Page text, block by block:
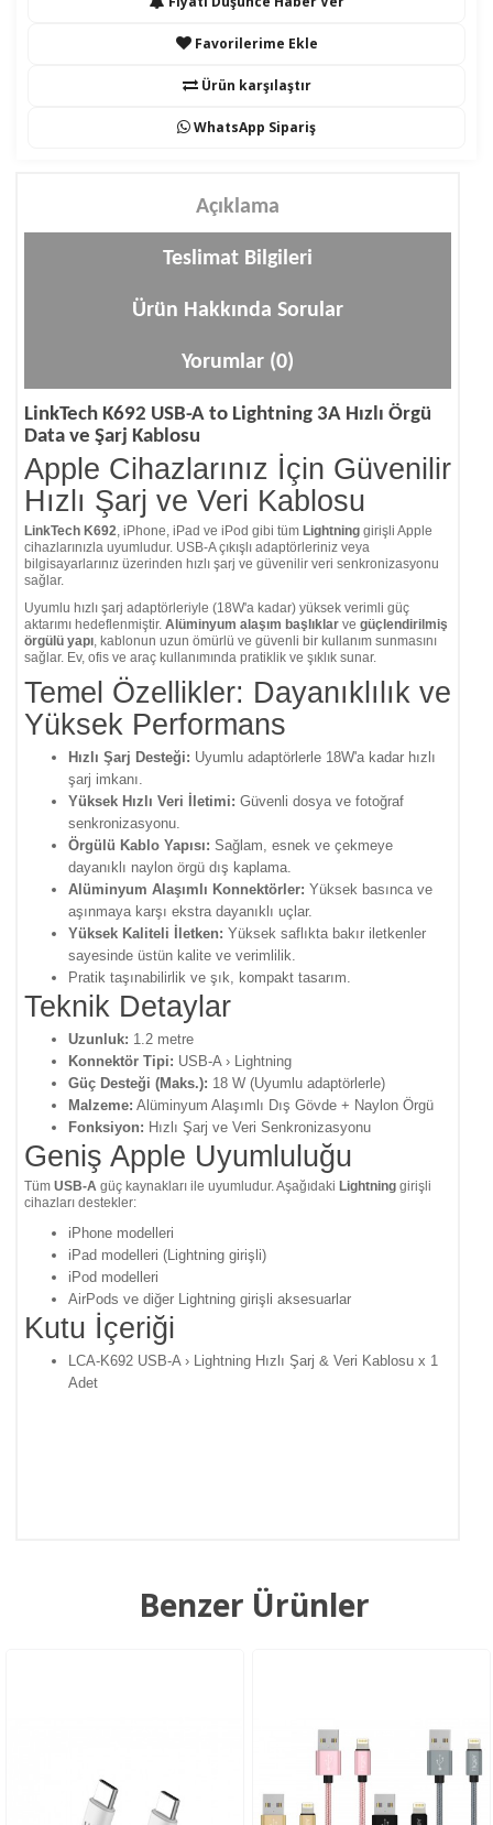
Favorilerime Ekle
Ürün karşılaştır
WhatsApp Sipariş
Açıklama
Teslimat Bilgileri
Ürün Hakkında Sorular
Yorumlar (0)
LinkTech K692 USB-A to Lightning 3A Hızlı Örgü
Data ve Şarj Kablosu
Apple Cihazlarınız İçin Güvenilir
Hızlı Şarj ve Veri Kablosu
LinkTech K692 , iPhone, iPad ve iPod gibi tüm Lightning girişli Apple
cihazlarınızla uyumludur. USB-A çıkışlı adaptörleriniz veya
bilgisayarlarınız üzerinden hızlı şarj ve güvenilir veri senkronizasyonu
sağlar.
Uyumlu hızlı şarj adaptörleriyle (18W'a kadar) yüksek verimli güç
aktarımı hedeflenmiştir. Alüminyum alaşım başlıklar ve güçlendirilmiş
örgülü yapı , kablonun uzun ömürlü ve güvenli bir kullanım sunmasını
sağlar. Ev, ofis ve araç kullanımında pratiklik ve şıklık sunar.
Temel Özellikler: Dayanıklılık ve
Yüksek Performans
Hızlı Şarj Desteği: Uyumlu adaptörlerle 18W'a kadar hızlı
şarj imkanı.
Yüksek Hızlı Veri İletimi: Güvenli dosya ve fotoğraf
senkronizasyonu.
Örgülü Kablo Yapısı: Sağlam, esnek ve çekmeye
dayanıklı naylon örgü dış kaplama.
Alüminyum Alaşımlı Konnektörler: Yüksek basınca ve
aşınmaya karşı ekstra dayanıklı uçlar.
Yüksek Kaliteli İletken: Yüksek saflıkta bakır iletkenler
sayesinde üstün kalite ve verimlilik.
Pratik taşınabilirlik ve şık, kompakt tasarım.
Teknik Detaylar
Uzunluk: 1.2 metre
Konnektör Tipi: USB-A › Lightning
Güç Desteği (Maks.): 18 W (Uyumlu adaptörlerle)
Malzeme: Alüminyum Alaşımlı Dış Gövde + Naylon Örgü
Fonksiyon: Hızlı Şarj ve Veri Senkronizasyonu
Geniş Apple Uyumluluğu
Tüm USB-A güç kaynakları ile uyumludur. Aşağıdaki Lightning girişli
cihazları destekler:
iPhone modelleri
iPad modelleri (Lightning girişli)
iPod modelleri
AirPods ve diğer Lightning girişli aksesuarlar
Kutu İçeriği
LCA-K692 USB-A › Lightning Hızlı Şarj & Veri Kablosu x 1
Adet
Benzer Ürünler